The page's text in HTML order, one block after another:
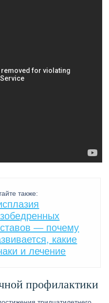
также:
— почему
какие
и лечение
профилактики